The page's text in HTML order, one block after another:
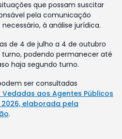
que possam suscitar
pela comunicação
à análise jurídica.
de 4 de julho a 4 de outubro
podendo permanecer até
haja segundo turno.
ser consultadas
aos Agentes Públicos
2026, elaborada pela
.